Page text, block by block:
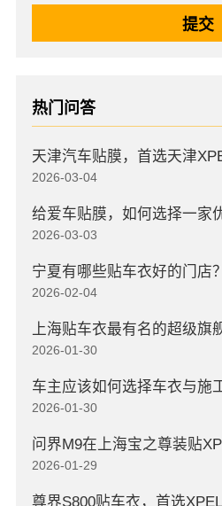
热门问答
2026-03-04
给爱车贴膜，如何选择一家
2026-03-03
宁夏有哪些贴车衣好的门店？
2026-02-04
上海贴车衣最有名的超级旗
2026-01-30
车主应该如何选择车衣与施
2026-01-30
2026-01-29
尊界S800贴车衣，首选